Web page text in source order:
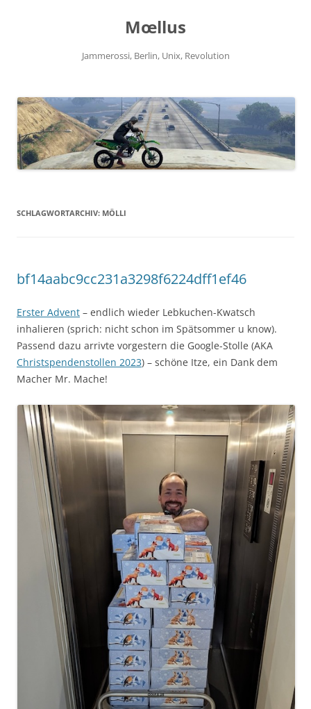
Mœllus
Jammerossi, Berlin, Unix, Revolution
SCHLAGWORTARCHIV: MÖLLI
bf14aabc9cc231a3298f6224dff1ef46
Erster Advent – endlich wieder Lebkuchen-Kwatsch
inhalieren (sprich: nicht schon im Spätsommer u know).
Passend dazu arrivte vorgestern die Google-Stolle (AKA
Christspendenstollen 2023) – schöne Itze, ein Dank dem
Macher Mr. Mache!